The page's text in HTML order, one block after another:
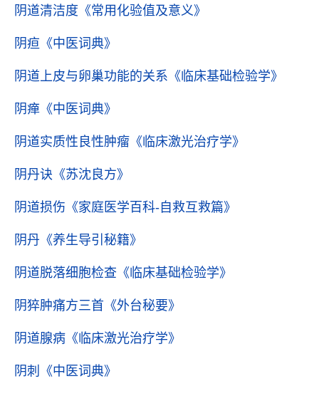
阴道清洁度 《常用化验值及意义》
阴疸 《中医词典》
阴道上皮与卵巢功能的关系 《临床基础检验学》
阴瘅 《中医词典》
阴道实质性良性肿瘤 《临床激光治疗学》
阴丹诀 《苏沈良方》
阴道损伤 《家庭医学百科-自救互救篇》
阴丹 《养生导引秘籍》
阴道脱落细胞检查 《临床基础检验学》
阴猝肿痛方三首 《外台秘要》
阴道腺病 《临床激光治疗学》
阴刺 《中医词典》